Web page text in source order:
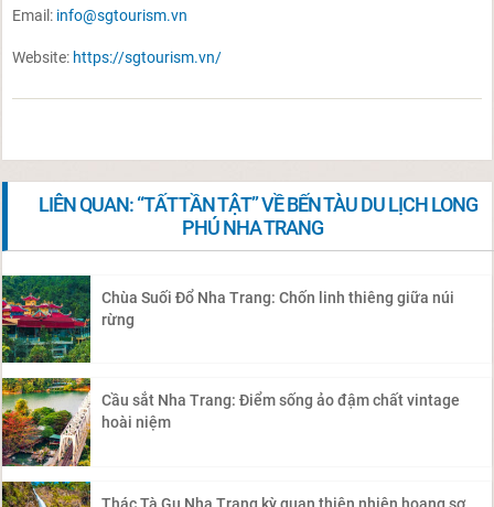
Email: info@sgtourism.vn
Website: https://sgtourism.vn/
LIÊN QUAN: “TẤT TẦN TẬT” VỀ BẾN TÀU DU LỊCH LONG
PHÚ NHA TRANG
Chùa Suối Đổ Nha Trang: Chốn linh thiêng giữa núi
rừng
Cầu sắt Nha Trang: Điểm sống ảo đậm chất vintage
hoài niệm